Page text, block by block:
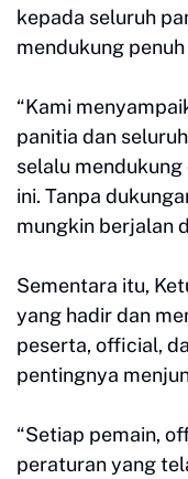
kepada seluruh
mendukung
“Kami
panitia dan
selalu
ini. Tanpa
mungkin berjalan
Sementara itu,
yang hadir dan
peserta, official,
pentingnya
“Setiap pemain,
peraturan yang